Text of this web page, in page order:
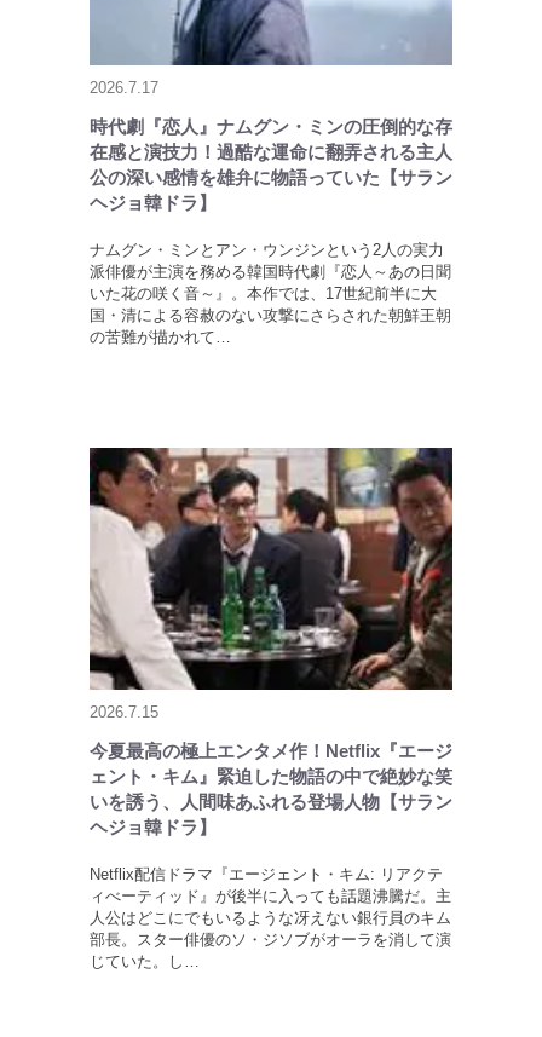
2026.7.17
時代劇『恋人』ナムグン・ミンの圧倒的な存
在感と演技力！過酷な運命に翻弄される主人
公の深い感情を雄弁に物語っていた【サラン
ヘジョ韓ドラ】
ナムグン・ミンとアン・ウンジンという2人の実力
派俳優が主演を務める韓国時代劇『恋人～あの日聞
いた花の咲く音～』。本作では、17世紀前半に大
国・清による容赦のない攻撃にさらされた朝鮮王朝
の苦難が描かれて…
2026.7.15
今夏最高の極上エンタメ作！Netflix『エージ
ェント・キム』緊迫した物語の中で絶妙な笑
いを誘う、人間味あふれる登場人物【サラン
ヘジョ韓ドラ】
Netflix配信ドラマ『エージェント・キム: リアクテ
ィべーティッド』が後半に入っても話題沸騰だ。主
人公はどこにでもいるような冴えない銀行員のキム
部長。スター俳優のソ・ジソブがオーラを消して演
じていた。し…